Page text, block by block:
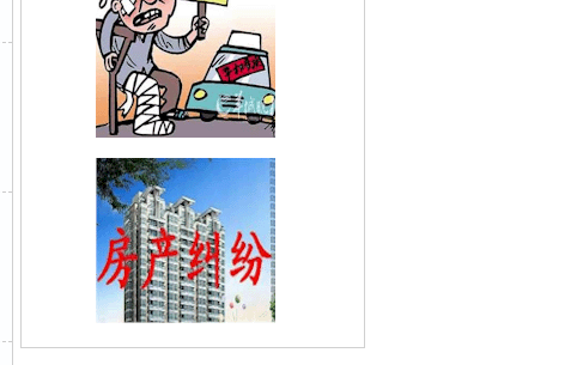
张府园婚姻家庭律师 红花村婚姻家庭律